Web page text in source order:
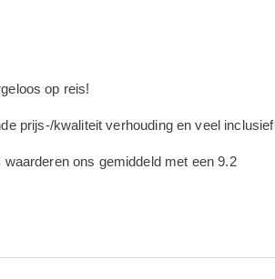
op reis!
prijs-/kwaliteit verhouding en veel inclusief
waarderen ons gemiddeld met een 9.2